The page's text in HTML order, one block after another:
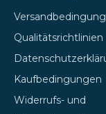
Qualitätsrichtlinien
Kaufbedingungen
Widerrufs- und